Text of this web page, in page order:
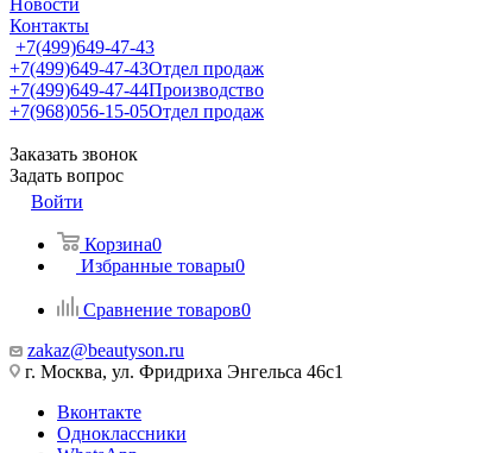
Новости
Контакты
+7(499)649-47-43
+7(499)649-47-43Отдел продаж
+7(499)649-47-44Производство
+7(968)056-15-05Отдел продаж
Заказать звонок
Задать вопрос
Войти
Корзина0
Избранные товары0
Сравнение товаров0
zakaz@beautyson.ru
г. Москва, ул. Фридриха Энгельса 46с1
Вконтакте
Одноклассники